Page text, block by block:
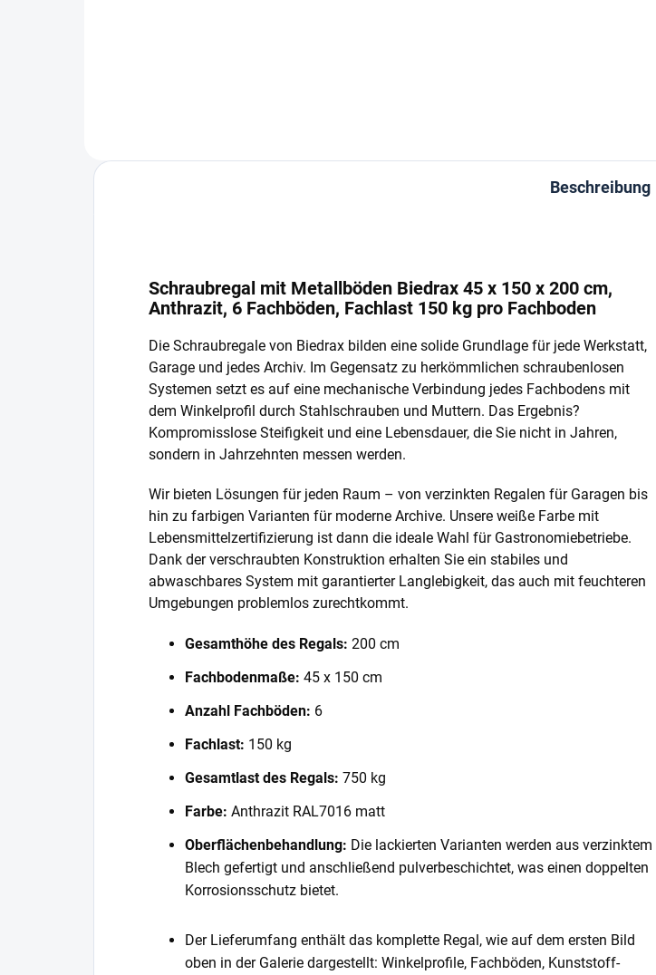
Beschreibung
Schraubregal mit Metallböden Biedrax 45 x 150 x 200 cm,
Anthrazit, 6 Fachböden, Fachlast 150 kg pro Fachboden
Die Schraubregale von Biedrax bilden eine solide Grundlage für jede Werkstatt,
Garage und jedes Archiv. Im Gegensatz zu herkömmlichen schraubenlosen
Systemen setzt es auf eine mechanische Verbindung jedes Fachbodens mit
dem Winkelprofil durch Stahlschrauben und Muttern. Das Ergebnis?
Kompromisslose Steifigkeit und eine Lebensdauer, die Sie nicht in Jahren,
sondern in Jahrzehnten messen werden.
Wir bieten Lösungen für jeden Raum – von verzinkten Regalen für Garagen bis
hin zu farbigen Varianten für moderne Archive. Unsere weiße Farbe mit
Lebensmittelzertifizierung ist dann die ideale Wahl für Gastronomiebetriebe.
Dank der verschraubten Konstruktion erhalten Sie ein stabiles und
abwaschbares System mit garantierter Langlebigkeit, das auch mit feuchteren
Umgebungen problemlos zurechtkommt.
Gesamthöhe des Regals: 200 cm
Fachbodenmaße: 45 x 150 cm
Anzahl Fachböden: 6
Fachlast: 150 kg
Gesamtlast des Regals: 750 kg
Farbe: Anthrazit RAL7016 matt
Oberflächenbehandlung: Die lackierten Varianten werden aus verzinktem
Blech gefertigt und anschließend pulverbeschichtet, was einen doppelten
Korrosionsschutz bietet.
Der Lieferumfang enthält das komplette Regal, wie auf dem ersten Bild
oben in der Galerie dargestellt: Winkelprofile, Fachböden, Kunststoff-